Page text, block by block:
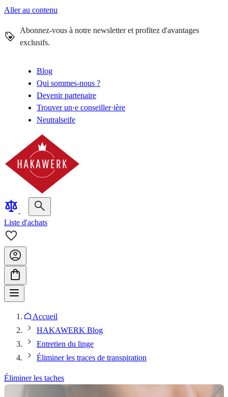
Aller au contenu
Abonnez-vous à notre newsletter et profitez d'avantages
exclusifs.
Blog
Qui sommes-nous ?
Devenir partenaire
Trouver un·e conseiller·ière
Neutralseife
Liste d'achats
Accueil
HAKAWERK Blog
Entretien du linge
Éliminer les traces de transpiration
Éliminer les taches